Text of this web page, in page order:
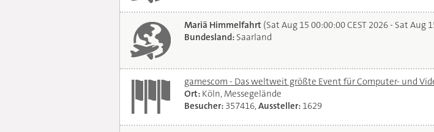
Mariä Himmelfahrt (Sat Aug 15 00:00:00 CEST 2026 - Sat Aug
Bundesland: Saarland
gamescom - Das weltweit größte Event für Computer- und
Ort: Köln, Messegelände
Besucher: 357416,Aussteller: 1629